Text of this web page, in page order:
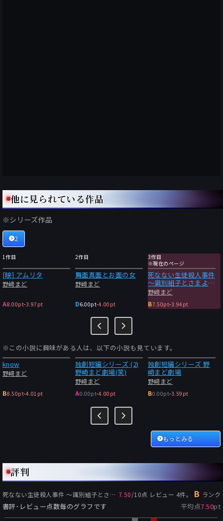
他に見られている作品
※シリーズ作品
2
1作目
[映] アムリタ
野﨑まど
A8.00pt-3.97pt
2作目
舞面真面とお面の女
野﨑まど
D6.00pt-4.00pt
3作目
※現在のページ
死なない生徒殺人事件
～識別組子とさまよえ
る不死～
野﨑まど
B7.50pt-3.94pt
※この小説に興味がある人は、以下の小説も見ています。
know
野﨑まど
B8.50pt-4.01pt
独創短編シリーズ (2)
野崎まど劇場(笑)
野﨑まど
A0.00pt-4.00pt
独創短編シリーズ 野
崎まど劇場
野﨑まど
B0.00pt-3.59pt
もっとみる
評判
死なない生徒殺人事件 ～識別組子とさまよえる不死～ の評価:
7.50/10点 レビュー 4件。 B ランク
書評･レビュー点数毎のグラフです 平均点7.50pt